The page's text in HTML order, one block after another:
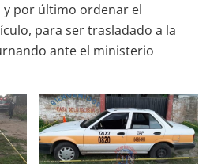
por último ordenar el
para ser trasladado a la
ante el ministerio